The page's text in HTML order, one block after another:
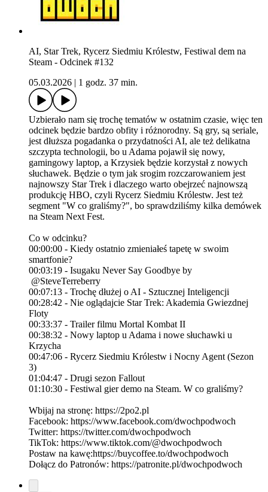
AI, Star Trek, Rycerz Siedmiu Królestw, Festiwal dem na
Steam - Odcinek #132
05.03.2026 | 1 godz. 37 min.
Uzbierało nam się trochę tematów w ostatnim czasie, więc ten
odcinek będzie bardzo obfity i różnorodny. Są gry, są seriale,
jest dłuższa pogadanka o przydatności AI, ale też delikatna
szczypta technologii, bo u Adama pojawił się nowy,
gamingowy laptop, a Krzysiek będzie korzystał z nowych
słuchawek. Będzie o tym jak srogim rozczarowaniem jest
najnowszy Star Trek i dlaczego warto obejrzeć najnowszą
produkcję HBO, czyli Rycerz Siedmiu Królestw. Jest też
segment "W co graliśmy?", bo sprawdziliśmy kilka demówek
na Steam Next Fest.
Co w odcinku?
00:00:00 - Kiedy ostatnio zmieniałeś tapetę w swoim
smartfonie?
00:03:19 - Isugaku Never Say Goodbye by
@SteveTerreberry
00:07:13 - Trochę dłużej o AI - Sztucznej Inteligencji
00:28:42 - Nie oglądajcie Star Trek: Akademia Gwiezdnej
Floty
00:33:37 - Trailer filmu Mortal Kombat II
00:38:32 - Nowy laptop u Adama i nowe słuchawki u
Krzycha
00:47:06 - Rycerz Siedmiu Królestw i Nocny Agent (Sezon
3)
01:04:47 - Drugi sezon Fallout
01:10:30 - Festiwal gier demo na Steam. W co graliśmy?
Wbijaj na stronę: https://2po2.pl
Facebook: https://www.facebook.com/dwochpodwoch
Twitter: https://twitter.com/dwochpodwoch
TikTok: https://www.tiktok.com/@dwochpodwoch
Postaw na kawę:https://buycoffee.to/dwochpodwoch
Dołącz do Patronów: https://patronite.pl/dwochpodwoch